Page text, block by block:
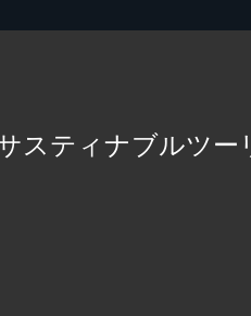
スティナブルツ